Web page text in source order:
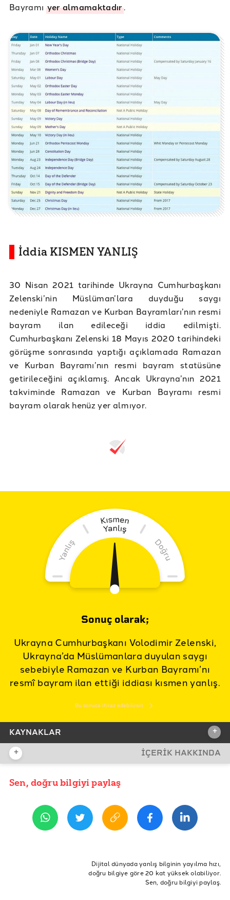
Bayramı yer almamaktadır.
İddia KISMEN YANLIŞ
30 Nisan 2021 tarihinde Ukrayna Cumhurbaşkanı
Zelenski’nin Müslüman’lara duyduğu saygı
nedeniyle Ramazan ve Kurban Bayramları’nın resmi
bayram ilan edileceği iddia edilmişti.
Cumhurbaşkanı Zelenski 18 Mayıs 2020 tarihindeki
görüşme sonrasında yaptığı açıklamada Ramazan
ve Kurban Bayramı’nın resmi bayram statüsüne
getirileceğini açıklamış. Ancak Ukrayna’nın 2021
takviminde Ramazan ve Kurban Bayramı resmi
bayram olarak henüz yer almıyor.
Sonuç olarak;
Ukrayna Cumhurbaşkanı Volodimir Zelenski,
Ukrayna’da Müslümanlara duyulan saygı
sebebiyle Ramazan ve Kurban Bayramı’nı
resmî bayram ilan ettiği iddiası kısmen yanlış.
Bu sonuca itiraz edebilirsin
KAYNAKLAR +
İDDİA KAYNAĞI
İddia Kaynağı
REFERANSLAR
Doğruluk Payı
Anadolu Haber Ajansı, Rusya'nın Kırım'ı yasa dışı
ilhakının üzerinde 6 yıl geçti
QHA, BM üyesi 19 ülkeden ortak açıklama: Rusya,
+ İÇERİK HAKKINDA
YAYIN TARİHİ
Sen, doğru bilgiyi paylaş
Dijital dünyada yanlış bilginin yayılma hızı,
doğru bilgiye göre 20 kat yüksek olabiliyor.
Sen, doğru bilgiyi paylaş.